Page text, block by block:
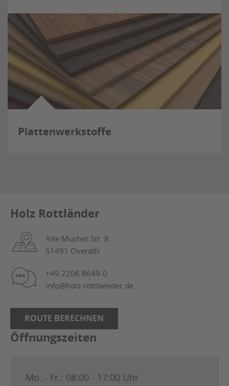
Plattenwerkstoffe
Holz Rottländer
Alte Mucher Str. 8
51491 Overath
+49 2206 8649-0
info@holz-rottlaender.de
ROUTE BERECHNEN
Öffnungszeiten
Mo. - Fr.: 08:00 - 17:00 Uhr